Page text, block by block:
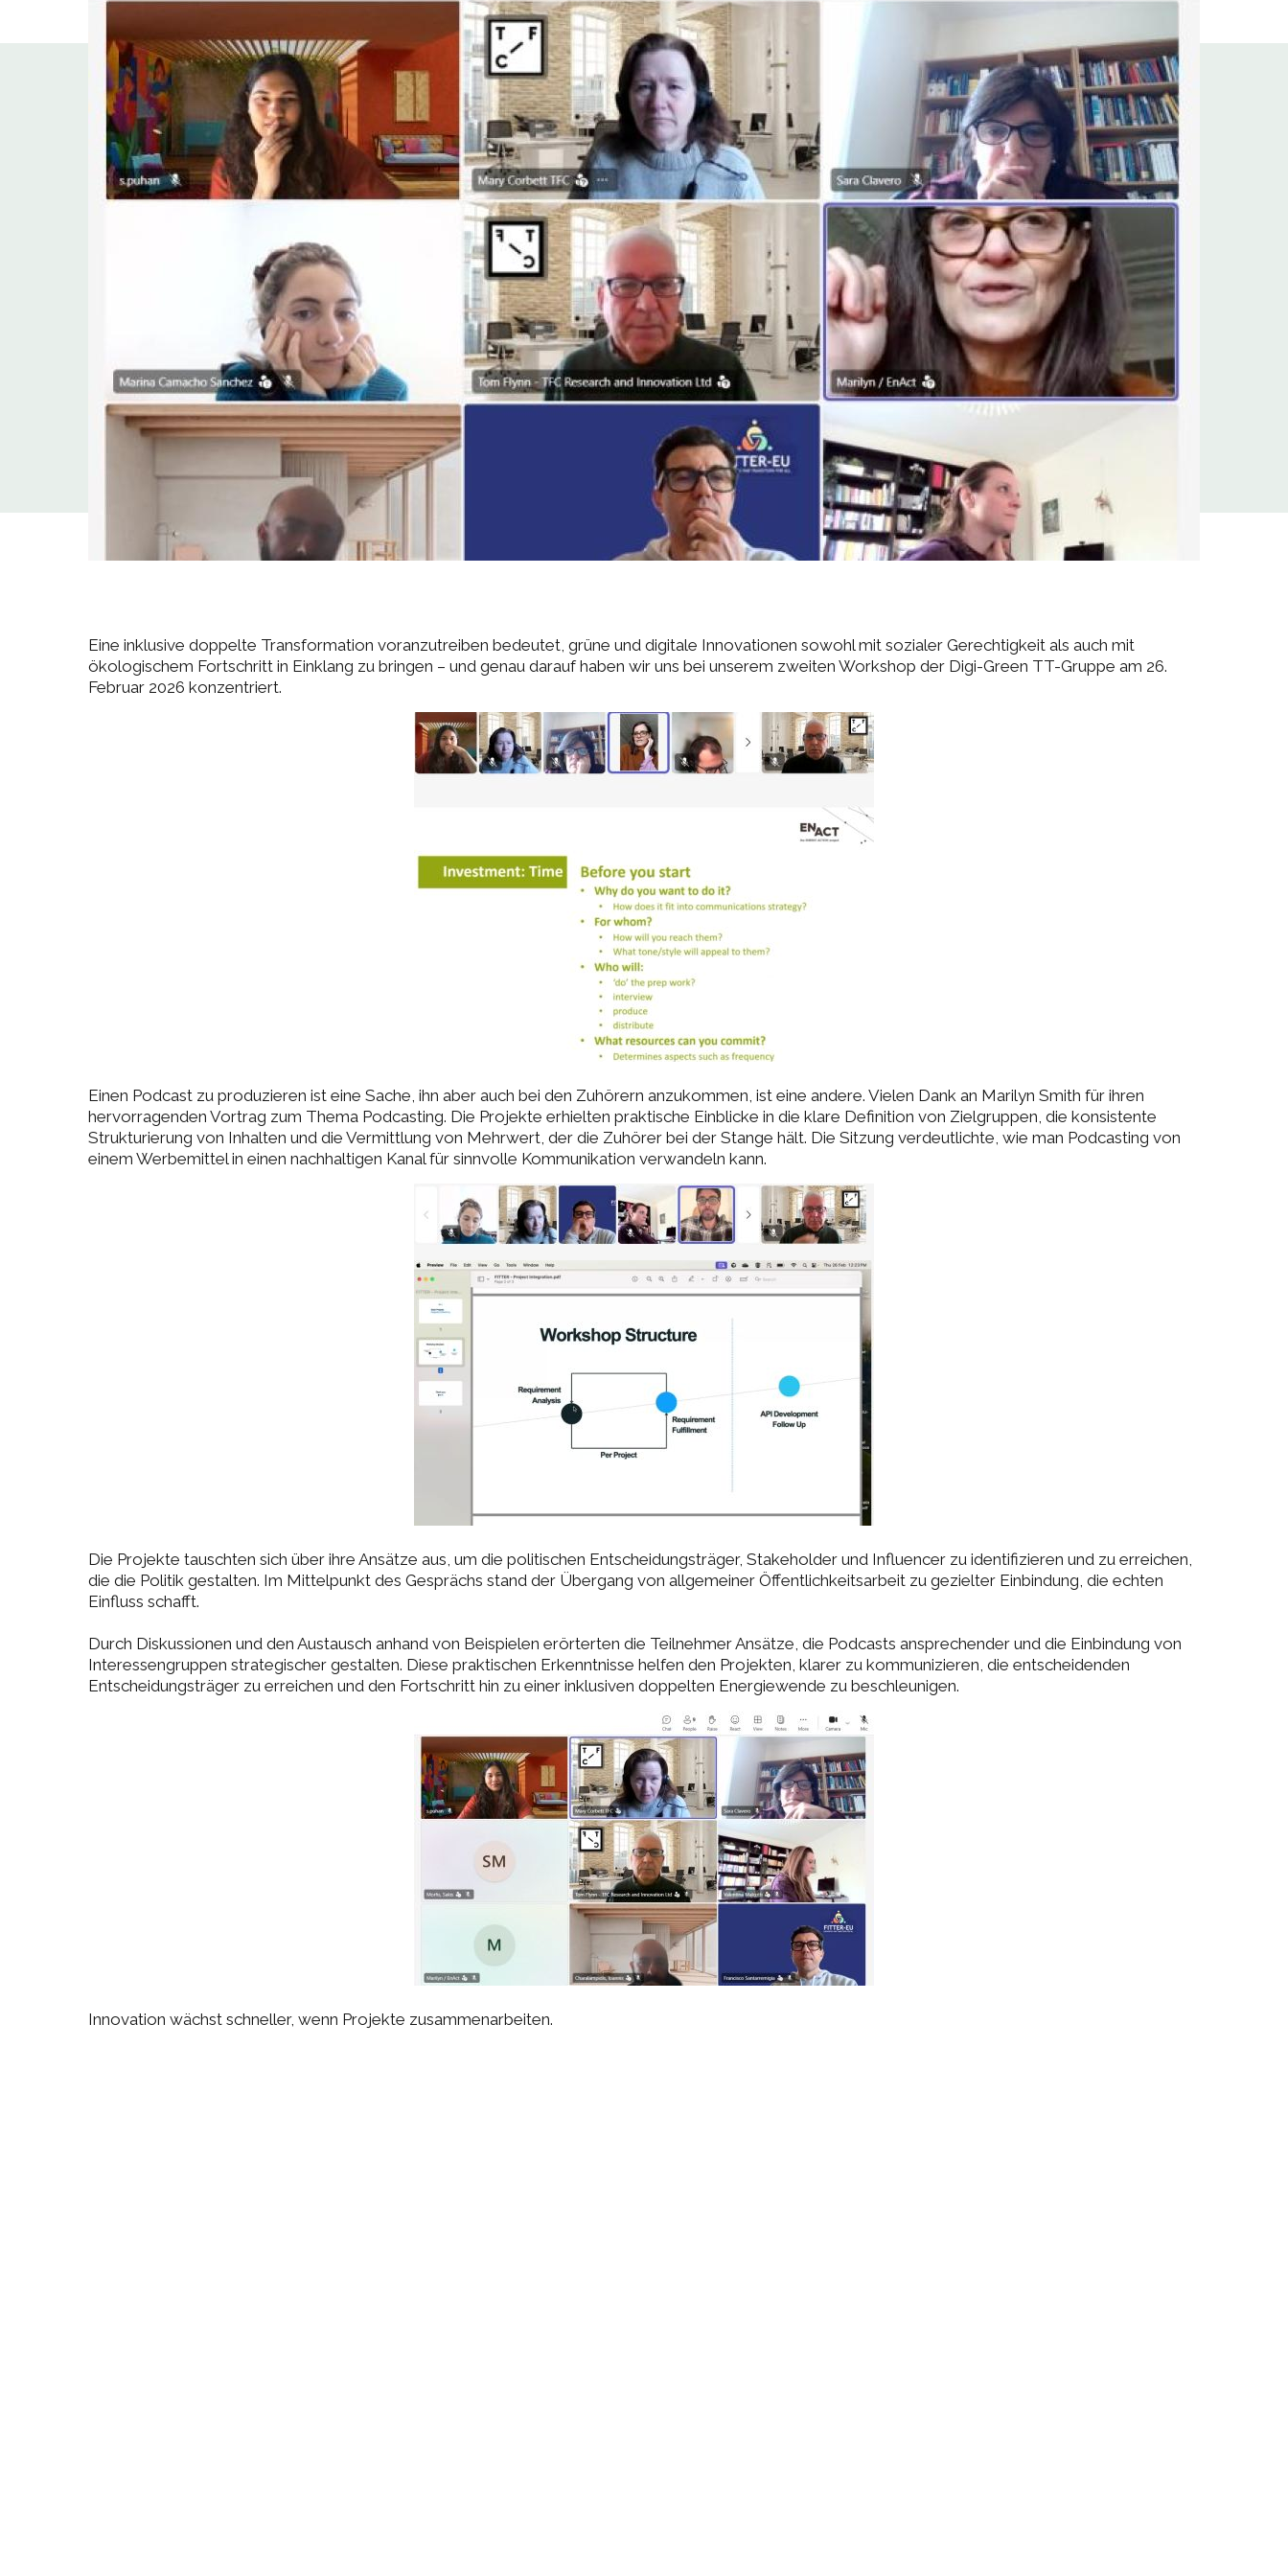
Eine inklusive doppelte Transformation voranzutreiben bedeutet, grüne und digitale Innovationen sowohl mit sozialer Gerechtigkeit als auch mit
ökologischem Fortschritt in Einklang zu bringen – und genau darauf haben wir uns bei unserem zweiten Workshop der Digi-Green TT-Gruppe am 26.
Februar 2026 konzentriert.
Einen Podcast zu produzieren ist eine Sache, ihn aber auch bei den Zuhörern anzukommen, ist eine andere. Vielen Dank an Marilyn Smith für ihren
hervorragenden Vortrag zum Thema Podcasting. Die Projekte erhielten praktische Einblicke in die klare Definition von Zielgruppen, die konsistente
Strukturierung von Inhalten und die Vermittlung von Mehrwert, der die Zuhörer bei der Stange hält. Die Sitzung verdeutlichte, wie man Podcasting von
einem Werbemittel in einen nachhaltigen Kanal für sinnvolle Kommunikation verwandeln kann.
Die Projekte tauschten sich über ihre Ansätze aus, um die politischen Entscheidungsträger, Stakeholder und Influencer zu identifizieren und zu erreichen,
die die Politik gestalten. Im Mittelpunkt des Gesprächs stand der Übergang von allgemeiner Öffentlichkeitsarbeit zu gezielter Einbindung, die echten
Einfluss schafft.
Durch Diskussionen und den Austausch anhand von Beispielen erörterten die Teilnehmer Ansätze, die Podcasts ansprechender und die Einbindung von
Interessengruppen strategischer gestalten. Diese praktischen Erkenntnisse helfen den Projekten, klarer zu kommunizieren, die entscheidenden
Entscheidungsträger zu erreichen und den Fortschritt hin zu einer inklusiven doppelten Energiewende zu beschleunigen.
Innovation wächst schneller, wenn Projekte zusammenarbeiten.